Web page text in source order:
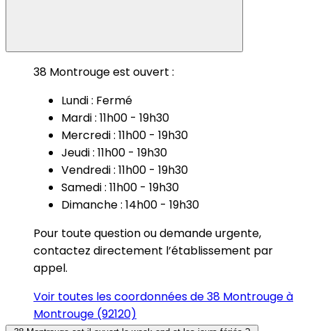
38 Montrouge est ouvert :
Lundi : Fermé
Mardi : 11h00 - 19h30
Mercredi : 11h00 - 19h30
Jeudi : 11h00 - 19h30
Vendredi : 11h00 - 19h30
Samedi : 11h00 - 19h30
Dimanche : 14h00 - 19h30
Pour toute question ou demande urgente,
contactez directement l’établissement par
appel.
Voir toutes les coordonnées de 38 Montrouge à
Montrouge (92120)